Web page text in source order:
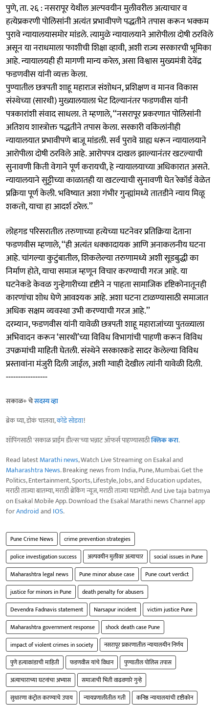
पुणे, ता. २६ : नसरापूर येथील अल्पवयीन मुलीवरील अत्याचार व
हत्येप्रकरणी पोलिसांनी अत्यंत प्रभावीपणे पद्धतीने तपास करून भक्कम
पुरावे न्यायालयासमोर मांडले. त्यामुळे न्यायालयाने आरोपीला दोषी ठरविले
असून या नराधमाला फाशीची शिक्षा व्हावी, अशी राज्य सरकारची भूमिका
आहे. न्यायालयही ही मागणी मान्य करेल, असा विश्वास मुख्यमंत्री देवेंद्र
फडणवीस यांनी व्यक्त केला.
पुण्यातील छत्रपती शाहू महाराज संशोधन, प्रशिक्षण व मानव विकास
संस्थेच्या (सारथी) मुख्यालयाला भेट दिल्यानंतर फडणवीस यांनी
पत्रकारांशी संवाद साधला. ते म्हणाले, ‘‘नसरापूर प्रकरणात पोलिसांनी
अतिशय शास्त्रोक्त पद्धतीने तपास केला. सरकारी वकिलांनीही
न्यायालयात प्रभावीपणे बाजू मांडली. सर्व पुरावे ग्राह्य धरून न्यायालयाने
आरोपीला दोषी ठरविले आहे. आरोपपत्र दाखल झाल्यानंतर खटल्याची
सुनावणी किती वेगाने पूर्ण करायची, हे न्यायालयाच्या अधिकारात असते.
न्यायालयाने सुट्टीच्या काळातही या खटल्याची सुनावणी घेत रेकॉर्ड वेळेत
प्रक्रिया पूर्ण केली. भविष्यात अशा गंभीर गुन्ह्यांमध्ये तातडीने न्याय मिळू
शकतो, याचा हा आदर्श ठरेल.’’
लोहगड परिसरातील तरुणाच्या हत्येच्या घटनेवर प्रतिक्रिया देताना
फडणवीस म्हणाले, ‘‘ही अत्यंत धक्कादायक आणि अनाकलनीय घटना
आहे. चांगल्या कुटुंबातील, शिकलेल्या तरुणामध्ये अशी सूडबुद्धी का
निर्माण होते, याचा समाज म्हणून विचार करण्याची गरज आहे. या
घटनेकडे केवळ गुन्हेगारीच्या दृष्टीने न पाहता सामाजिक दृष्टिकोनातूनही
कारणांचा शोध घेणे आवश्यक आहे. अशा घटना टाळण्यासाठी समाजात
अधिक सक्षम व्यवस्था उभी करण्याची गरज आहे.’’
दरम्यान, फडणवीस यांनी यावेळी छत्रपती शाहू महाराजांच्या पुतळ्याला
अभिवादन करून ‘सारथी’च्या विविध विभागांची पाहणी करून विविध
उपक्रमांची माहिती घेतली. संस्थेने सरकारकडे सादर केलेल्या विविध
प्रस्तावांना मंजुरी दिली जाईल, अशी ग्वाही देखील त्यांनी यावेळी दिली.
-----------------
सकाळ+ चेसदस्य व्हा
ब्रेक घ्या, डोकं चालवा,कोडे सोडवा!
शॉपिंगसाठी 'सकाळ प्राईम डील्स'च्या भन्नाट ऑफर्स पाहण्यासाठीक्लिक करा.
Read latestMarathi news, Watch Live Streaming on Esakal and
Maharashtra News. Breaking news from India, Pune, Mumbai. Get the
Politics, Entertainment, Sports, Lifestyle, Jobs, and Education updates,
मराठी ताज्या बातम्या, मराठी ब्रेकिंग न्यूज, मराठी ताज्या घडामोडी. And Live taja batmya
on Esakal Mobile App. Download the Esakal Marathi news Channel app
forAndroidand IOS.
Pune Crime News
crime prevention strategies
police investigation success
अल्पवयीन मुलीवर अत्याचार
social issues in Pune
Maharashtra legal news
Pune minor abuse case
Pune court verdict
justice for minors in Pune
death penalty for abusers
Devendra Fadnavis statement
Narsapur incident
victim justice Pune
Maharashtra government response
shock death case Pune
impact of violent crimes in society
नसरापूर प्रकरणातील न्यायालयीन निर्णय
पुणे हत्याकांडाची माहिती
फडणवीस यांचे विधान
पुण्यातील पोलिस तपास
अत्याचाराच्या घटनांचा अभ्यास
समाजाची भिती वाढवणारे गुन्हे
सुधारणा कंट्रोल करण्याचे उपाय
न्यायप्रणालीतील गती कनिष्ठ न्यायालयांची दृष्टीकोन